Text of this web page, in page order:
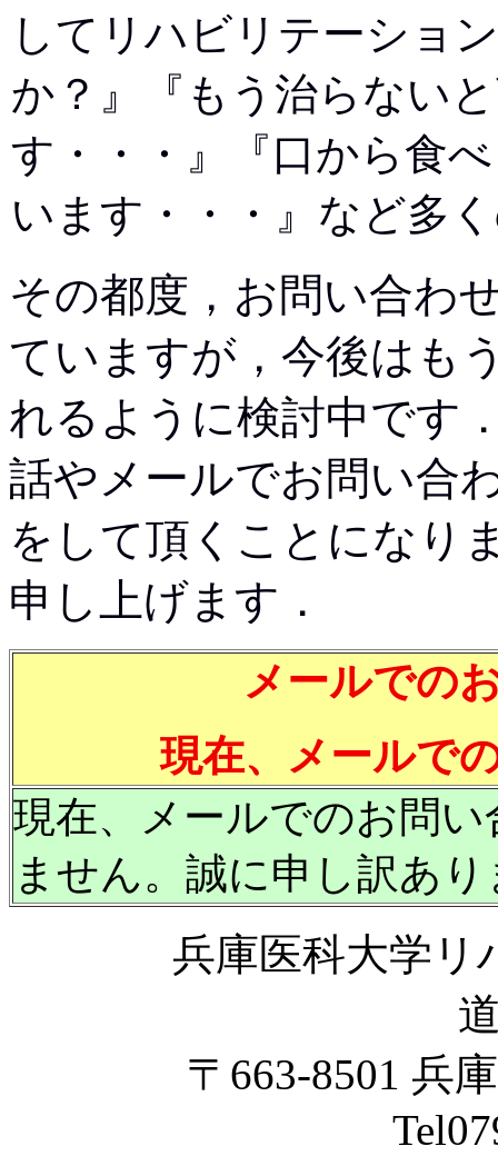
してリハビリテーショ
か？』『もう治らない
す・・・』『口から食
います・・・』など多
その都度，お問い合わ
ていますが，今後はも
れるように検討中です
話やメールでお問い合
をして頂くことになり
申し上げます．
メールでの
現在、メールで
現在、メールでのお問
ません。誠に申し訳あ
兵庫医科大学リ
〒663-8501 兵